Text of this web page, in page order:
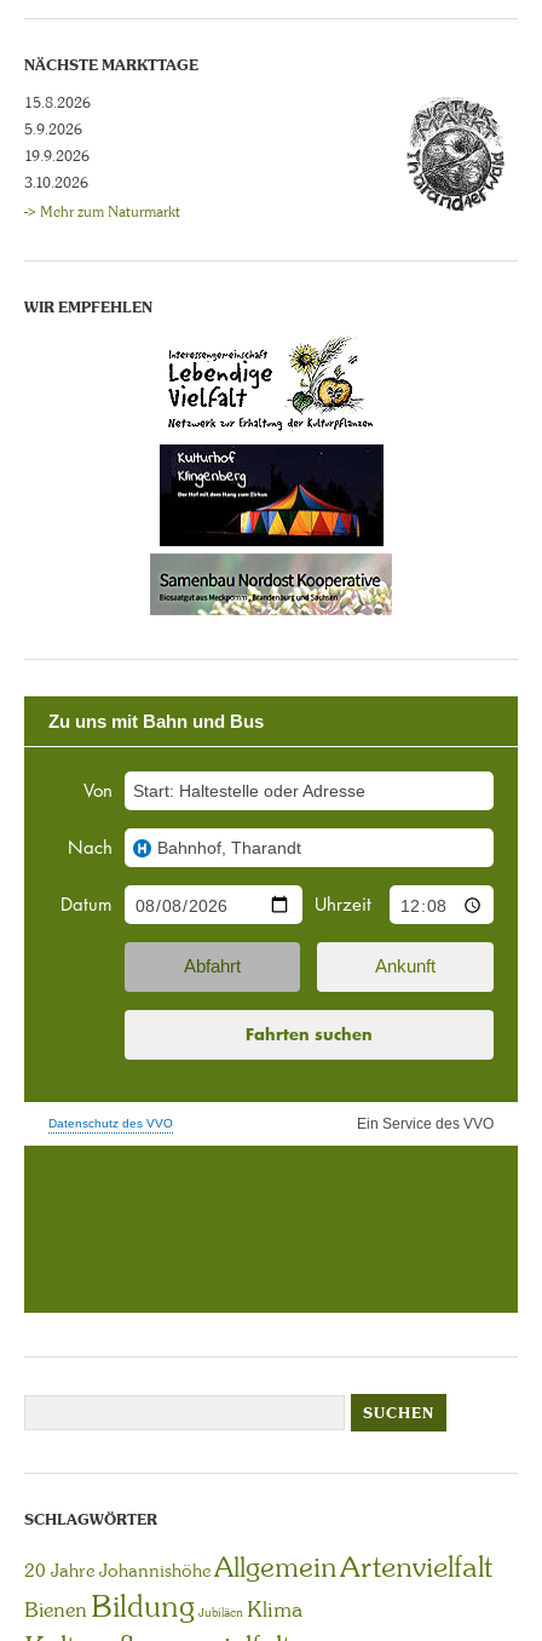
NÄCHSTE MARKTTAGE
15.8.2026
5.9.2026
19.9.2026
3.10.2026
-> Mehr zum Naturmarkt
WIR EMPFEHLEN
SCHLAGWÖRTER
20 Jahre JohannishöheAllgemeinArtenvielfalt
Bienen Bildung Jubiläen Klima